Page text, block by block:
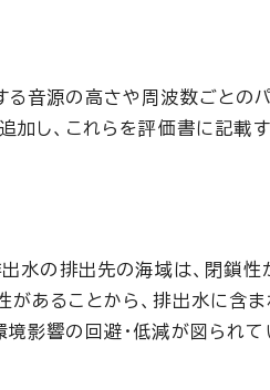
音源の高さや周波数ごとの
加し、これらを評価書に記載す
出水の排出先の海域は、閉鎖
あることから、排出水に含
影響の回避・低減が図られて